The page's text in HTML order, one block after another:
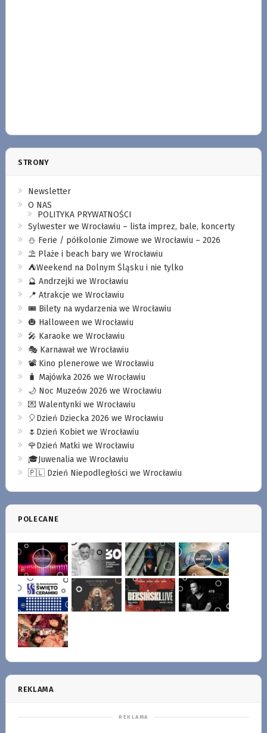
STRONY
Newsletter
O NAS
POLITYKA PRYWATNOŚCI
Sylwester we Wrocławiu – lista imprez, bale, koncerty
⛄️ Ferie / półkolonie Zimowe we Wrocławiu – 2026
⛱️ Plaże i beach bary we Wrocławiu
⛺️Weekend na Dolnym Śląsku i nie tylko
🔮 Andrzejki we Wrocławiu
📍 Atrakcje we Wrocławiu
🎟️ Bilety na wydarzenia we Wrocławiu
🎃 Halloween we Wrocławiu
🎤 Karaoke we Wrocławiu
🎭 Karnawał we Wrocławiu
📽️ Kino plenerowe we Wrocławiu
🧳 Majówka 2026 we Wrocławiu
🌙 Noc Muzeów 2026 we Wrocławiu
💌 Walentynki we Wrocławiu
🎈Dzień Dziecka 2026 we Wrocławiu
🌷Dzień Kobiet we Wrocławiu
🌹Dzień Matki we Wrocławiu
🎓Juwenalia we Wrocławiu
🇵🇱 Dzień Niepodległości we Wrocławiu
POLECANE
REKLAMA